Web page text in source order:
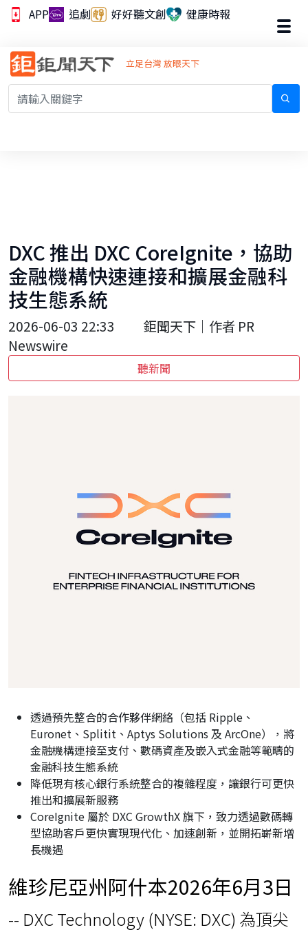
APP 追劇 好好聽文創 健康時報
立足台灣 放眼天下
DXC 推出 DXC CoreIgnite，協助
金融機構快速連接和擴展金融科
技生態系統
2026-06-03 22:33
鉅聞天下｜作者 PR
Newswire
聽新聞
透過預先整合的合作夥伴網絡（包括 Ripple、
Euronet、Splitit、Aptys Solutions 及 ArcOne），將
金融機構連接至支付、數碼資產及嵌入式金融等範疇的
金融科技生態系統
降低現有核心銀行系統整合的複雜程度，讓銀行可更快
推出和擴展新服務
CoreIgnite 屬於 DXC GrowthX 旗下，致力透過數碼轉
型協助客戶更快實現現代化、加速創新，並開拓嶄新增
長機遇
維珍尼亞州阿什本2026年6月3日
-- DXC Technology (NYSE: DXC) 為頂尖